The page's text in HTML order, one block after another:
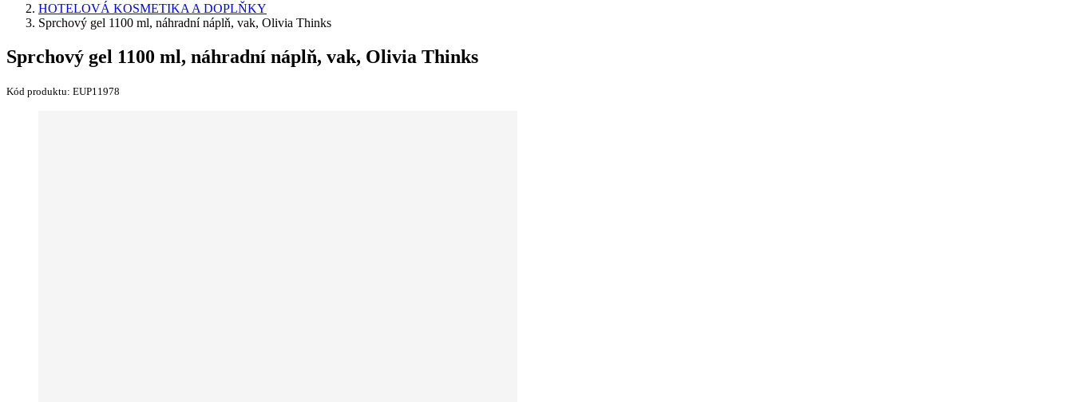
HOTELOVÁ KOSMETIKA A DOPLŇKY
Sprchový gel 1100 ml, náhradní náplň, vak, Olivia Thinks
Sprchový gel 1100 ml, náhradní náplň, vak, Olivia Thinks
Kód produktu: EUP11978